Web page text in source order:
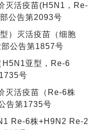
灭活疫苗(H5N1，Re-
公告第2093号
）灭活疫苗（细胞
公告第1857号
H5N1亚型，Re-6
号
灭活疫苗（Re-6株
告第1735号
Re-6株+H9N2 Re-2